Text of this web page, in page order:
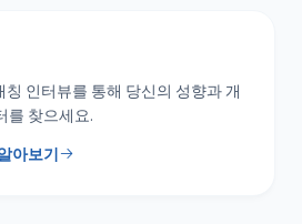
칭 인터뷰를 통해 당신의 성향과 개
를 찾으세요.
아보기